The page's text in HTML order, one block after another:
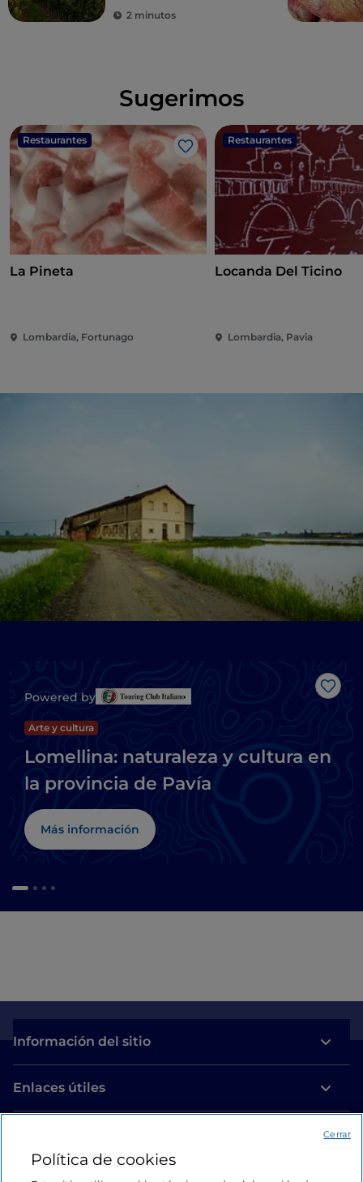
2 minutos
Sugerimos
Restaurantes
Me gusta
La Pineta
Lombardia, Fortunago
Restaurantes
Locanda Del Ticino
Lombardia, Pavia
Me
Powered by
Arte y cultura
Lomellina: naturaleza y cultura en
la provincia de Pavía
Más información
Información del sitio
Enlaces útiles
Estamos en contacto
Política de cookies
Cerrar